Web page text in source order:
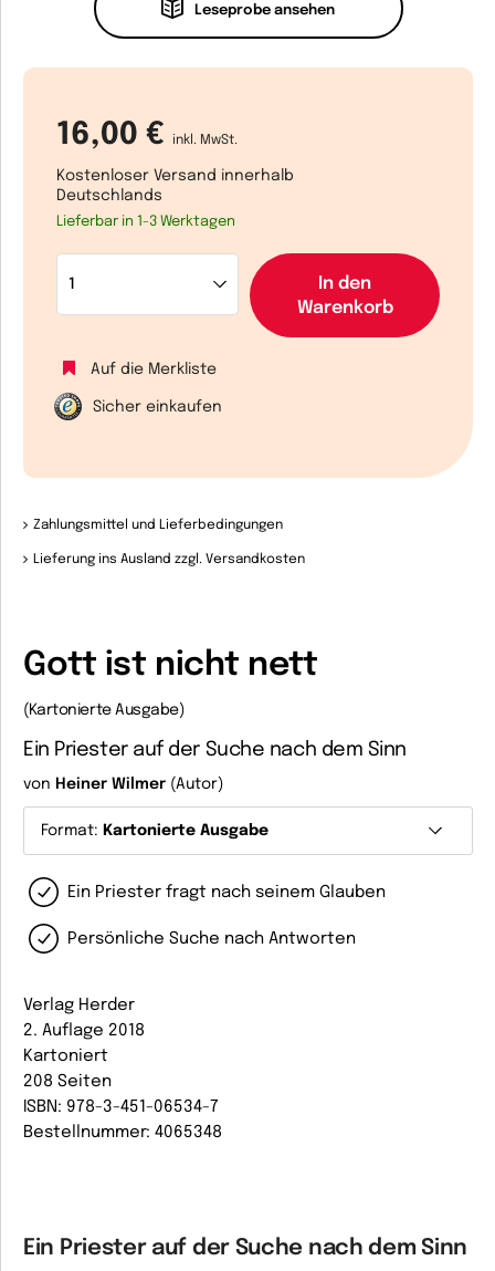
Leseprobe ansehen
16,00 € inkl. MwSt.
Kostenloser Versand innerhalb
Deutschlands
Lieferbar in 1-3 Werktagen
In den
Warenkorb
Auf die Merkliste
Sicher einkaufen
Zahlungsmittel und Lieferbedingungen
Lieferung ins Ausland zzgl. Versandkosten
Gott ist nicht nett
(Kartonierte Ausgabe)
Ein Priester auf der Suche nach dem Sinn
von Heiner Wilmer (Autor)
Format: Kartonierte Ausgabe
Ein Priester fragt nach seinem Glauben
Persönliche Suche nach Antworten
Verlag Herder
2. Auflage 2018
Kartoniert
208 Seiten
ISBN: 978-3-451-06534-7
Bestellnummer: 4065348
Ein Priester auf der Suche nach dem Sinn